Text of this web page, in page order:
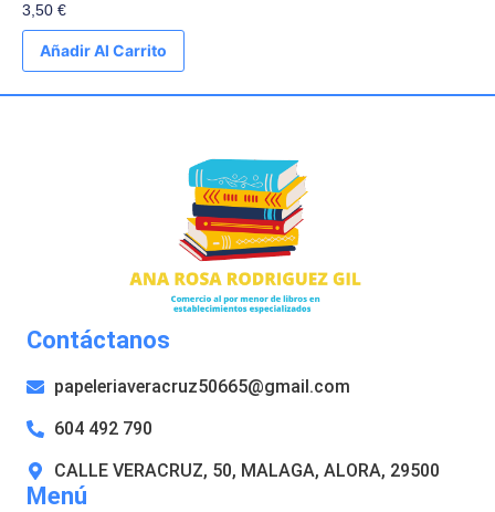
3,50 €
Añadir Al Carrito
Menú
Contáctanos
papeleriaveracruz50665@gmail.com
604 492 790
CALLE VERACRUZ, 50, MALAGA, ALORA, 29500